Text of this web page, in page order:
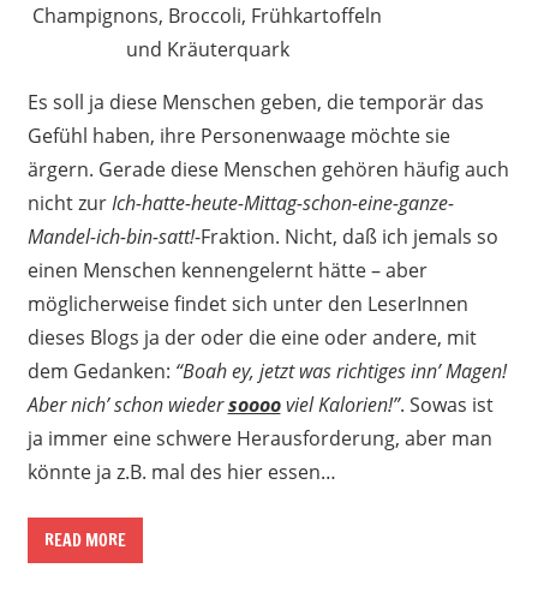
Champignons, Broccoli, Frühkartoffeln
und Kräuterquark
Es soll ja diese Menschen geben, die temporär das
Gefühl haben, ihre Personenwaage möchte sie
ärgern. Gerade diese Menschen gehören häufig auch
nicht zurIch-hatte-heute-Mittag-schon-eine-ganze-
Mandel-ich-bin-satt!-Fraktion. Nicht, daß ich jemals so
einen Menschen kennengelernt hätte – aber
möglicherweise findet sich unter den LeserInnen
dieses Blogs ja der oder die eine oder andere, mit
dem Gedanken: “Boah ey, jetzt was richtiges inn’ Magen!
Aber nich’ schon wiedersooooviel Kalorien!”. Sowas ist
ja immer eine schwere Herausforderung, aber man
könnte ja z.B. mal des hier essen…
READ MORE